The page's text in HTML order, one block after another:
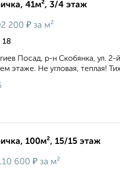
41м², 3/4 этаж
200 ₽ за м²
18
Посад, р-н Скобянка, ул.
этаже. Не угловая, теплая!
100м², 15/15 этаж
600 ₽ за м²